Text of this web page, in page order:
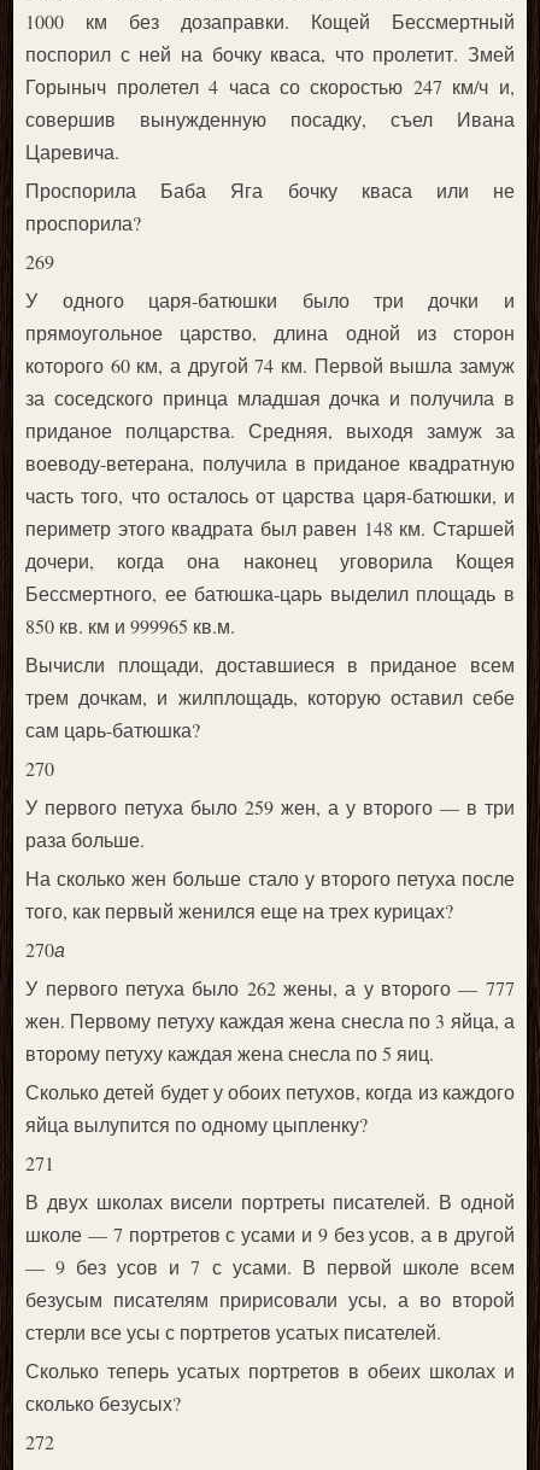
1000 км без дозаправки. Кощей Бессмертный
поспорил с ней на бочку кваса, что пролетит. Змей
Горыныч пролетел 4 часа со скоростью 247 км/ч и,
совершив вынужденную посадку, съел Ивана
Царевича.
Проспорила Баба Яга бочку кваса или не
проспорила?
269
У одного царя-батюшки было три дочки и
прямоугольное царство, длина одной из сторон
которого 60 км, а другой 74 км. Первой вышла замуж
за соседского принца младшая дочка и получила в
приданое полцарства. Средняя, выходя замуж за
воеводу-ветерана, получила в приданое квадратную
часть того, что осталось от царства царя-батюшки, и
периметр этого квадрата был равен 148 км. Старшей
дочери, когда она наконец уговорила Кощея
Бессмертного, ее батюшка-царь выделил площадь в
850 кв. км и 999965 кв.м.
Вычисли площади, доставшиеся в приданое всем
трем дочкам, и жилплощадь, которую оставил себе
сам царь-батюшка?
270
У первого петуха было 259 жен, а у второго — в три
раза больше.
На сколько жен больше стало у второго петуха после
того, как первый женился еще на трех курицах?
270а
У первого петуха было 262 жены, а у второго — 777
жен. Первому петуху каждая жена снесла по 3 яйца, а
второму петуху каждая жена снесла по 5 яиц.
Сколько детей будет у обоих петухов, когда из каждого
яйца вылупится по одному цыпленку?
271
В двух школах висели портреты писателей. В одной
школе — 7 портретов с усами и 9 без усов, а в другой
— 9 без усов и 7 с усами. В первой школе всем
безусым писателям пририсовали усы, а во второй
стерли все усы с портретов усатых писателей.
Сколько теперь усатых портретов в обеих школах и
сколько безусых?
272